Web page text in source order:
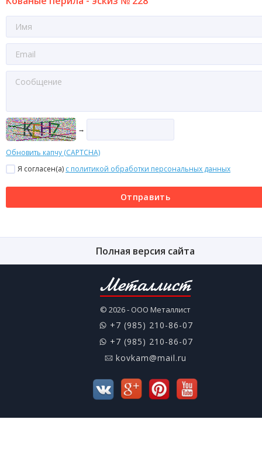
→
Обновить капчу (CAPTCHA)
Я согласен(a) с политикой обработки персональных данных
Отправить
Полная версия сайта
Металлист
© 2026 - ООО Металлист
+7 (985) 210-86-07
+7 (985) 210-86-07
kovkam@mail.ru